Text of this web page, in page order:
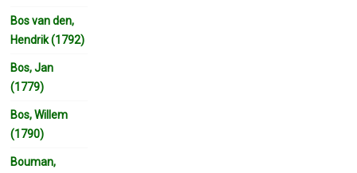
Bos van den,
Hendrik (1792)
Bos, Jan
(1779)
Bos, Willem
(1790)
Bouman,